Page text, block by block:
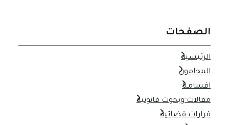
الصفحات
الرئيسية
المحامون
اقسامنا
مقالات وبحوث قانونية
قرارات قضائية